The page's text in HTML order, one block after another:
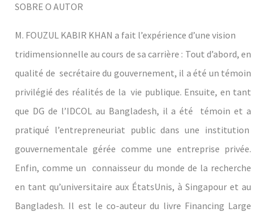
SOBRE O AUTOR
M. FOUZUL KABIR KHAN a fait l’expérience d’une vision
tridimensionnelle au cours de sa carrière : Tout d’abord, en
qualité de secrétaire du gouvernement, il a été un témoin
privilégié des réalités de la vie publique. Ensuite, en tant
que DG de l’IDCOL au Bangladesh, il a été témoin et a
pratiqué l’entrepreneuriat public dans une institution
gouvernementale gérée comme une entreprise privée.
Enfin, comme un connaisseur du monde de la recherche
en tant qu’universitaire aux ÉtatsUnis, à Singapour et au
Bangladesh. Il est le co-auteur du livre Financing Large